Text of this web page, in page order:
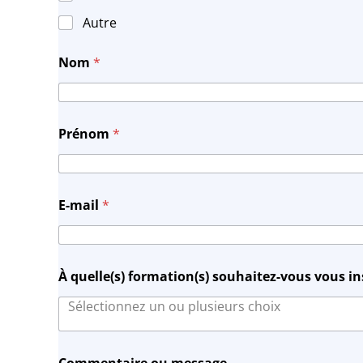
a
i
l
Autre
Nom *
Prénom *
E-mail *
À quelle(s) formation(s) souhaitez-vous vous